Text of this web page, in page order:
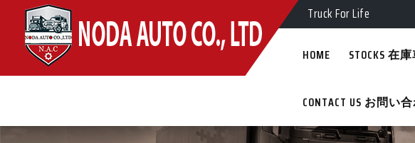
Truck For Life
Truck For Life
HOME STOCKS 在
CONTACT US お問い